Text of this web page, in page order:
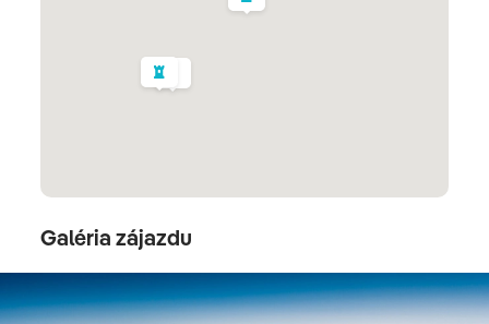
Colline du Chateau, odkiaľ sa nám naskytne výhľad na
. V meste nájdeme množstvo zákutí, ktoré prajú
prechádzkam a umelecké pamiatky budú striedať
Nice
Promenade des Anglais
Galéria zájazdu